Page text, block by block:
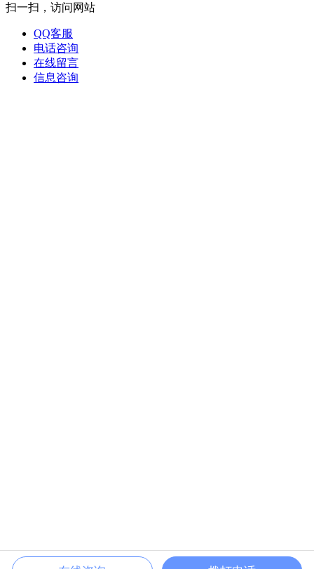
扫一扫，访问网站
QQ客服
电话咨询
在线留言
信息咨询